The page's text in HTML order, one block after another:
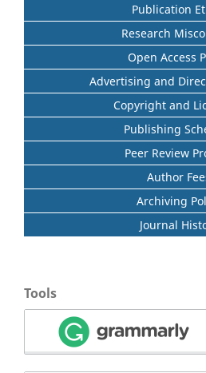
Publication
Research
Open Access
Advertising and
Copyright and
Publishing
Peer Review
Author
Archiving
Journal
Tools